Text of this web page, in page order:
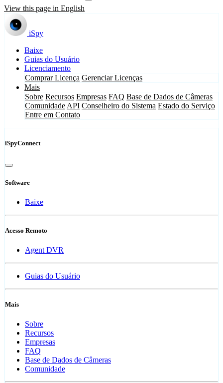
View this page in English
iSpy
Baixe
Guias do Usuário
Licenciamento
Comprar Licença Gerenciar Licenças
Mais
Sobre Recursos Empresas FAQ Base de Dados de Câmeras
Comunidade API Conselheiro do Sistema Estado do Serviço
Entre em Contato
iSpyConnect
Software
Baixe
Acesso Remoto
Agent DVR
Guias do Usuário
Mais
Sobre
Recursos
Empresas
FAQ
Base de Dados de Câmeras
Comunidade